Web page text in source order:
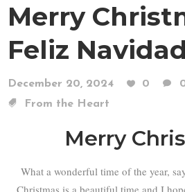
Merry
Feliz Navidad
December 20, 2024 0
From the Heart
Merry
What a wonderful time of the year,
Christmas is a beautiful time and I